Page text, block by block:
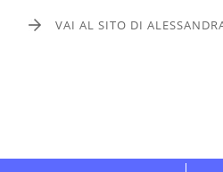
VAI AL SITO DI